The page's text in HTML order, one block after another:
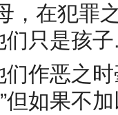
，在犯罪
们只是孩
们作恶之
但如果不